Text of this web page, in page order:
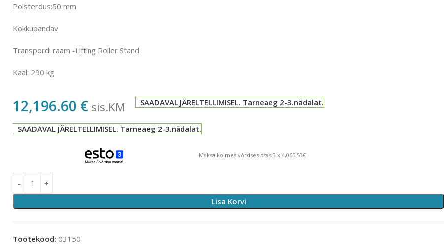
Polsterdus:50 mm
Kokkupandav
Transpordi raam -Lifting Roller Stand
Kaal: 290 kg
12,196.60 € sis.KM SAADAVAL JÄRELTELLIMISEL. Tarneaeg 2-3.nädalat.
SAADAVAL JÄRELTELLIMISEL. Tarneaeg 2-3.nädalat.
Maksa kolmes võrdses osas 3 x 4,065.53€
Lisa Korvi
Tootekood:03150